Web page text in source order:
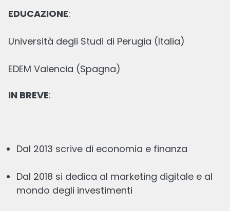
EDUCAZIONE:
Università degli Studi di Perugia (Italia)
EDEM Valencia (Spagna)
IN BREVE:
Dal 2013 scrive di economia e finanza
Dal 2018 si dedica al marketing digitale e al
mondo degli investimenti
17 MAR, 2025 15 min lettura
Interessi Trade Republic: come funziona il 3%
Revisionato
24 SET, 2025 9 min lettura